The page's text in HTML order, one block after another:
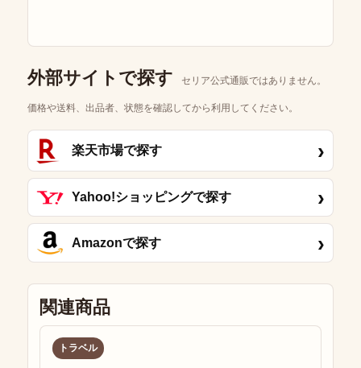
外部サイトで探す セリア公式通販ではありません。
価格や送料、出品者、状態を確認してから利用してください。
楽天市場で探す ›
Yahoo!ショッピングで探す ›
Amazonで探す ›
関連商品
トラベル